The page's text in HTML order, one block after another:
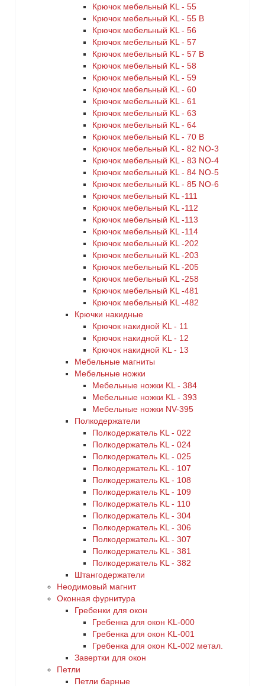
Крючок мебельный KL - 55
Крючок мебельный KL - 55 B
Крючок мебельный KL - 56
Крючок мебельный KL - 57
Крючок мебельный KL - 57 B
Крючок мебельный KL - 58
Крючок мебельный KL - 59
Крючок мебельный KL - 60
Крючок мебельный KL - 61
Крючок мебельный KL - 63
Крючок мебельный KL - 64
Крючок мебельный KL - 70 B
Крючок мебельный KL - 82 NO-3
Крючок мебельный KL - 83 NO-4
Крючок мебельный KL - 84 NO-5
Крючок мебельный KL - 85 NO-6
Крючок мебельный KL -111
Крючок мебельный KL -112
Крючок мебельный KL -113
Крючок мебельный KL -114
Крючок мебельный KL -202
Крючок мебельный KL -203
Крючок мебельный KL -205
Крючок мебельный KL -258
Крючок мебельный KL -481
Крючок мебельный KL -482
Крючки накидные
Крючок накидной KL - 11
Крючок накидной KL - 12
Крючок накидной KL - 13
Мебельные магниты
Мебельные ножки
Мебельные ножки KL - 384
Мебельные ножки KL - 393
Мебельные ножки NV-395
Полкодержатели
Полкодержатель KL - 022
Полкодержатель KL - 024
Полкодержатель KL - 025
Полкодержатель KL - 107
Полкодержатель KL - 108
Полкодержатель KL - 109
Полкодержатель KL - 110
Полкодержатель KL - 304
Полкодержатель KL - 306
Полкодержатель KL - 307
Полкодержатель KL - 381
Полкодержатель KL - 382
Штангодержатели
Неодимовый магнит
Оконная фурнитура
Гребенки для окон
Гребенка для окон KL-000
Гребенка для окон KL-001
Гребенка для окон KL-002 метал.
Завертки для окон
Петли
Петли барные